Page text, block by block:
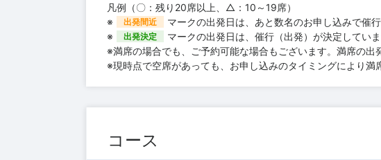
凡例（〇：残り20席以上、△：10～19席）
※
出発間近
マークの出発日は、あと数名のお申し込みで催
※
出発決定
マークの出発日は、催行（出発）が決定していま
※満席の場合でも、ご予約可能な場合もございます。満席の出
※現時点で空席があっても、お申し込みのタイミングにより満
コース